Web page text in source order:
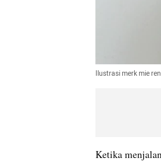
Ilustrasi merk mie
Ketika